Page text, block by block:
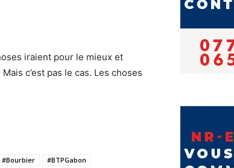
iraient pour le mieux et
c’est pas le cas. Les choses
#Bourbier
#BTPGabon